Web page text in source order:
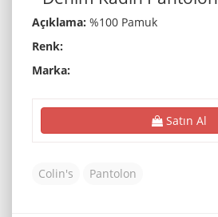
Açıklama: %100 Pamuk
Renk:
Marka:
Satın Al
Colin's Pantolon